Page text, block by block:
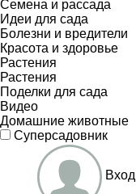
Семена и рассада
Идеи для сада
Болезни и вредители
Красота и здоровье
Растения
Растения
Поделки для сада
Видео
Домашние животные
Суперсадовник
Вход